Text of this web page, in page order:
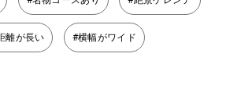
離が長い #横幅がワイド